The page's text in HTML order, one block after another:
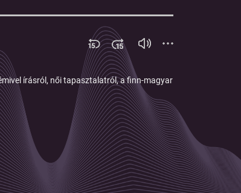
írásról, női tapasztalatról, a finn-magyar